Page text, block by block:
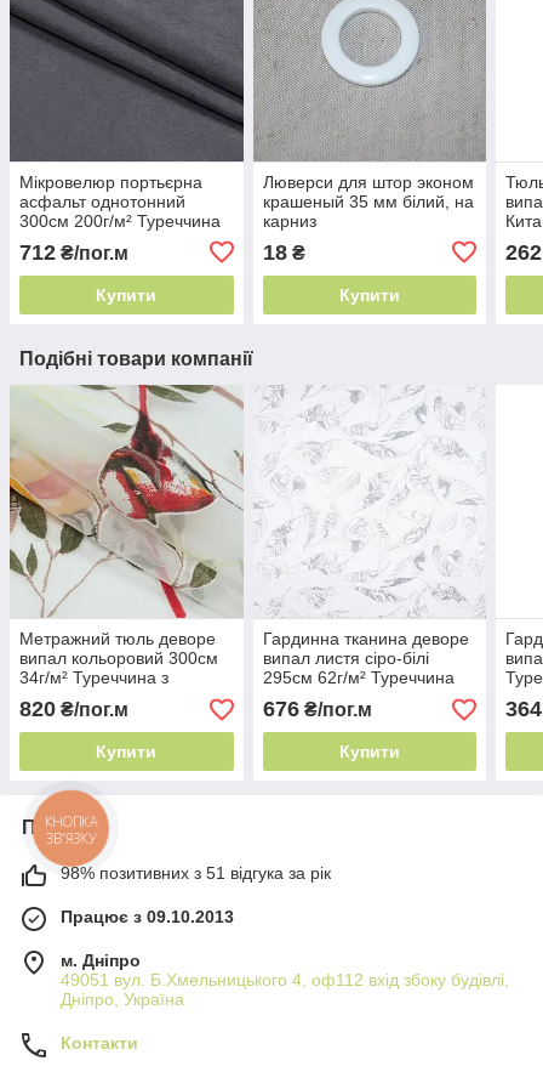
Мікровелюр портьєрна
асфальт однотонний
300см 200г/м² Туреччина
712 ₴/пог.м
Купити
Люверси для штор эконом
крашеный 35 мм білий, на
карниз
18₴
Купити
262
Подібні товари компанії
Метражний тюль деворе
випал кольоровий 300см
34г/м² Туреччина з
тваринами
820 ₴/пог.м
Купити
Гардинна тканина деворе
випал листя сіро-білі
295см 62г/м² Туреччина
тюль в квіточку
676₴/пог.м
Купити
364
Про нас
98% позитивних з 51 відгука за рік
Працює з 09.10.2013
м. Дніпро
49051 вул. Б.Хмельницького 4, оф112 вхід збоку будівлі,
Дніпро, Україна
Контакти
КНОПКА
ЗВ'ЯЗКУ